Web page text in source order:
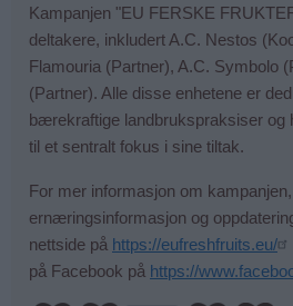
Kampanjen "EU FERSKE
deltakere, inkludert A.C. Nestos
Flamouria (Partner), A.C. Symbolo
(Partner). Alle disse enhetene er
bærekraftige landbrukspraksiser og
til et sentralt fokus i sine tiltak.
For mer informasjon om
ernæringsinformasjon og
nettside på https://eufreshfruits.eu/
på Facebook på https://